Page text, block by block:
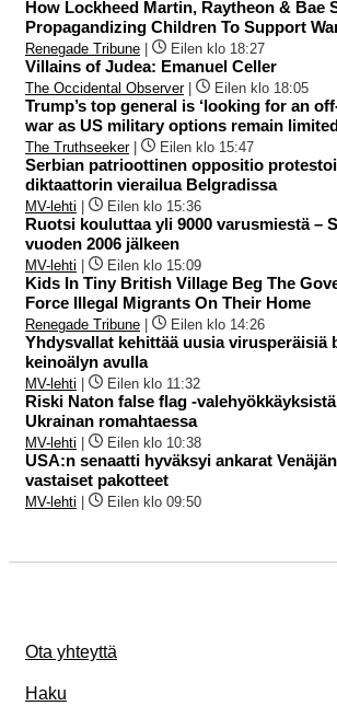
How Lockheed Martin, Raytheon & Bae
Propagandizing Children To Support
Renegade Tribune Eilen klo 18:27
Villains of Judea: Emanuel Celler
The Occidental Observer| Eilen klo 18:05
Trump’s top general is ‘looking for an
war as US military options remain
The Truthseeker| Eilen klo 15:47
Serbian patrioottinen oppositio
diktaattorin vierailua Belgradissa
MV-lehti Eilen klo 15:36
Ruotsi kouluttaa yli 9000 varusmiestä –
vuoden 2006 jälkeen
MV-lehti Eilen klo 15:09
Kids In Tiny British Village Beg The
Force Illegal Migrants On Their Home
Renegade Tribune Eilen klo 14:26
Yhdysvallat kehittää uusia virusperäisiä
keinoälyn avulla
MV-lehti Eilen klo 11:32
Riski Naton false flag -
Ukrainan romahtaessa
MV-lehti Eilen klo 10:38
USA:n senaatti hyväksyi ankarat
vastaiset pakotteet
MV-lehti Eilen klo 09:50
Ota yhteyttä
Haku